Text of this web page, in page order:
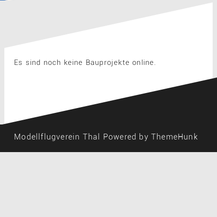
Es sind noch keine Bauprojekte online.
Modellflugverein Thal Powered by ThemeHunk